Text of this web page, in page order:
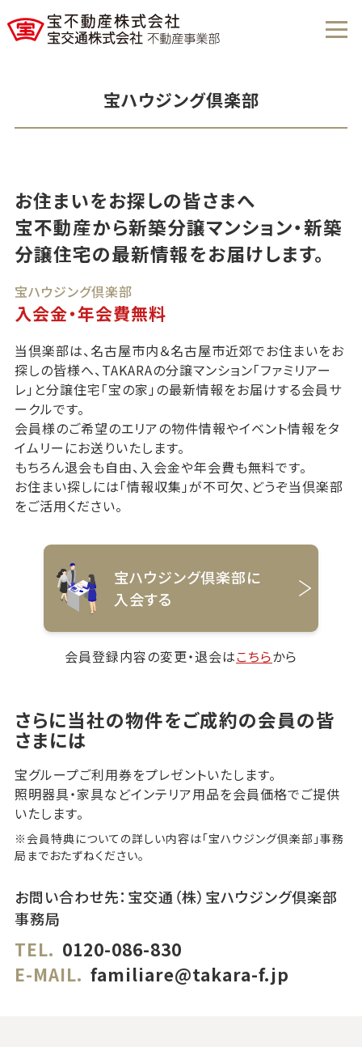
宝ハウジング倶楽部
お住まいをお探しの皆さまへ
宝不動産から新築分譲マンション・新築
分譲住宅の最新情報をお届けします。
宝ハウジング倶楽部
入会金・年会費無料
当倶楽部は、名古屋市内＆名古屋市近郊でお住まいをお
探しの皆様へ、TAKARAの分譲マンション「ファミリアー
レ」と分譲住宅「宝の家」の最新情報をお届けする会員サ
ークルです。
会員様のご希望のエリアの物件情報やイベント情報をタ
イムリーにお送りいたします。
もちろん退会も自由、入会金や年会費も無料です。
お住まい探しには「情報収集」が不可欠、どうぞ当倶楽部
をご活用ください。
宝ハウジング倶楽部に
入会する
会員登録内容の変更・退会はこちらから
さらに当社の物件をご成約の会員の皆
さまには
宝グループご利用券をプレゼントいたします。
照明器具・家具などインテリア用品を会員価格でご提供
いたします。
※会員特典についての詳しい内容は「宝ハウジング倶楽部」事務
局までおたずねください。
お問い合わせ先：宝交通（株）宝ハウジング倶楽部
事務局
TEL. 0120-086-830
E-MAIL. familiare@takara-f.jp